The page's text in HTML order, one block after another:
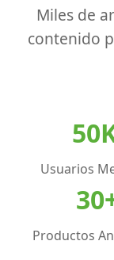
Miles de
contenido
Usuarios
Productos